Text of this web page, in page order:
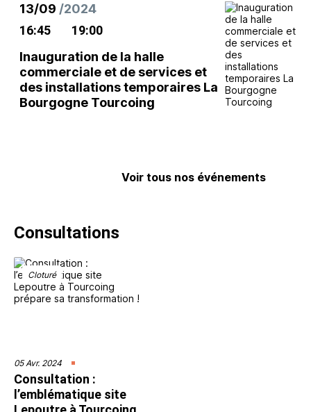
13/09 /2024
16:45
19:00
Inauguration de la halle
commerciale et de services et
des installations temporaires La
Bourgogne Tourcoing
Voir tous nos événements
Consultations
Cloturé
05 Avr. 2024
Consultation :
l’emblématique site